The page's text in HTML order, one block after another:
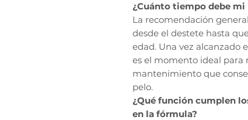
¿Cuánto tiempo debe
La recomendación
desde el destete hasta
edad. Una vez alcanzado
es el momento ideal para
mantenimiento que
pelo.
¿Qué función cumplen
en la fórmula?